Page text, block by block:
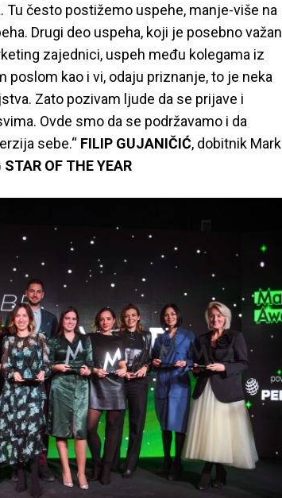
često postižemo uspehe, manje-više na
Drugi deo uspeha, koji je posebno važan
zajednici, uspeh među kolegama iz
kao i vi, odaju priznanje, to je neka
Zato pozivam ljude da se prijave i
Ovde smo da se podržavamo i da
sebe.“ FILIP GUJANIČIĆ, dobitnik Mark
STAR OF THE YEAR